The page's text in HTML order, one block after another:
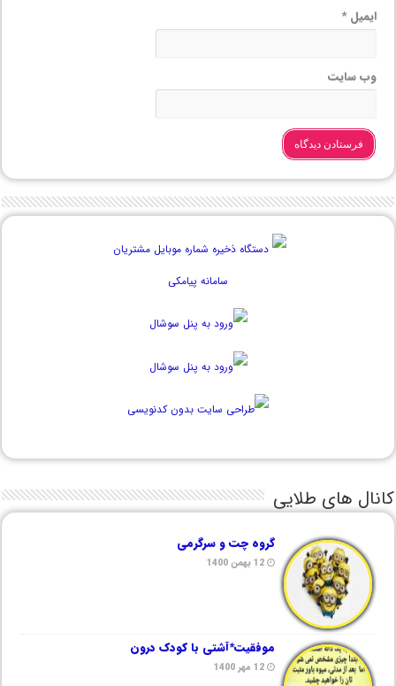
ایمیل*
وب‌ سایت
کانال های طلایی
گروه چت و سرگرمی
12 بهمن 1400
موفقیت*آشتی با کودک درون
12 مهر 1400